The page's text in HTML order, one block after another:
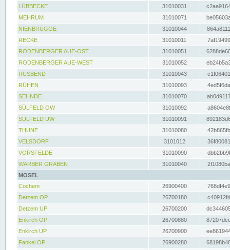
LÜBBECKE
31010031
MEHRUM
31010071
NIENBRÜGGE
31010044
RECKE
31010011
RODENBERGER AUE-OST
31010051
RODENBERGER AUE-WEST
31010052
RUSBEND
31010043
RÜHEN
31010093
SEHNDE
31010070
SÜLFELD OW
31010092
SÜLFELD UW
31010091
THUNE
31010080
VELSDORF
3101012
VORSFELDE
31010090
WARBER GRABEN
31010040
MOSEL
Cochem
26900400
Detzem OP
26700180
Detzem UP
26700200
Enkirch OP
26700880
Enkirch UP
26700900
Fankel OP
26900280